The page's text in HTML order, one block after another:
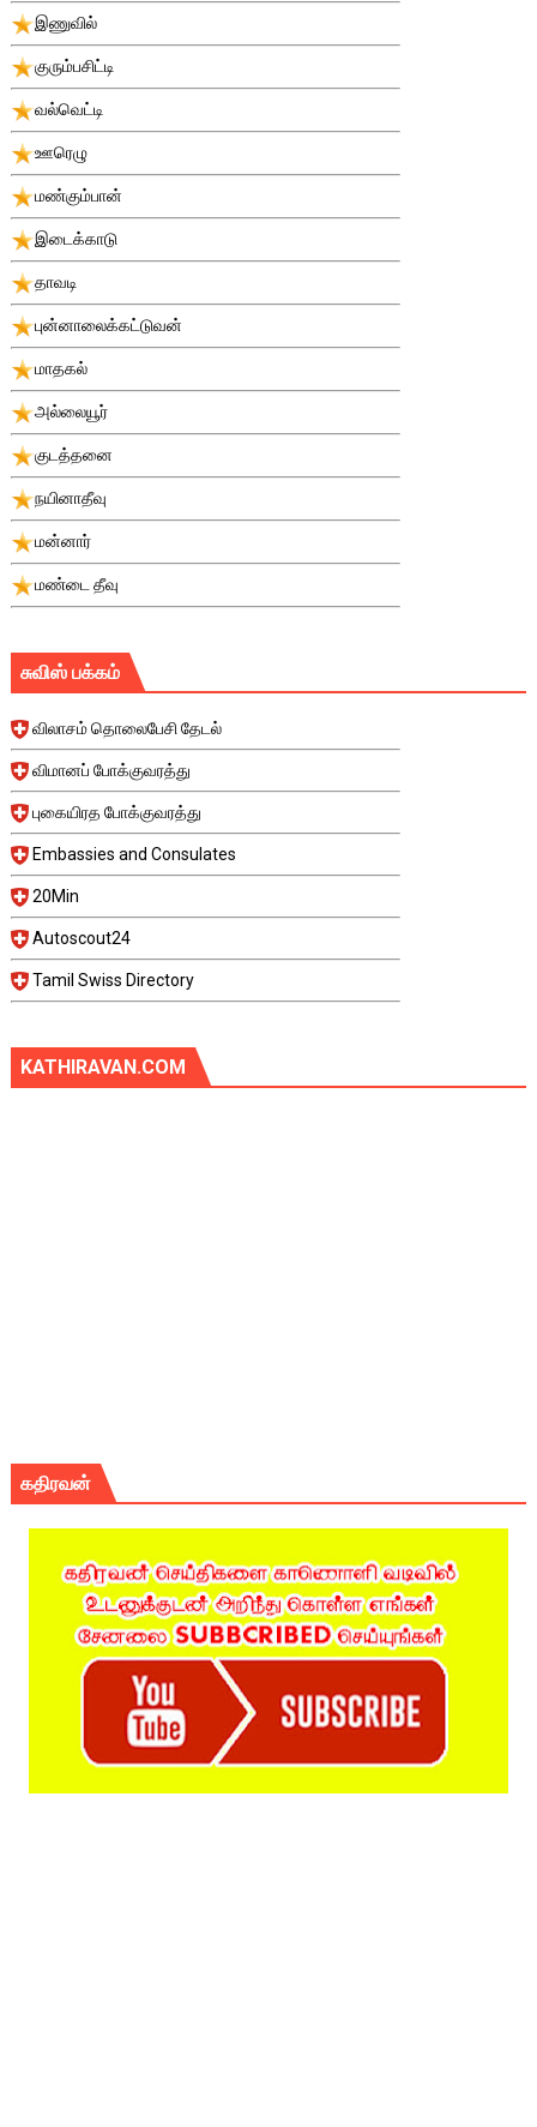
இணுவில்
குரும்பசிட்டி
வல்வெட்டி
ஊரெழு
மண்கும்பான்
இடைக்காடு
தாவடி
புன்னாலைக்கட்டுவன்
மாதகல்
அல்லையூர்
குடத்தனை
நயினாதீவு
மன்னார்
மண்டை தீவு
சுவிஸ் பக்கம்
விலாசம் தொலைபேசி தேடல்
விமானப் போக்குவரத்து
புகையிரத போக்குவரத்து
Embassies and Consulates
20Min
Autoscout24
Tamil Swiss Directory
KATHIRAVAN.COM
கதிரவன்